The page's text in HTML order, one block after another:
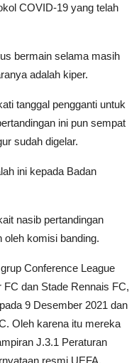
COVID-19 yang telah
bermain selama masih
adalah kiper.
tanggal pengganti untuk
ini pun sempat
sudah digelar.
ini kepada Badan
nasib pertandingan
oleh komisi banding.
Conference League
FC dan Stade Rennais FC,
9 Desember 2021 dan
Oleh karena itu mereka
J.3.1 Peraturan
resmi UEFA.